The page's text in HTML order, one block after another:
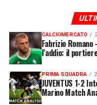
CALCIOMERCATO
Fabrizio
l’addio: il
PRIMA SQUADRA
JUVENTUS 1-2
Marino Match